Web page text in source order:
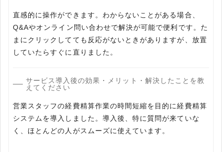
直感的に操作ができます。わからないことがある場合、
Q&Aやオンライン問い合わせで解決が可能で便利です。た
まにクリックしてても反応がないときがありますが、放置
していたらすぐに直りました。
サービス導入後の効果・メリット・解決したことを教
えてください
営業スタッフの経費精算作業の時間短縮を目的に経費精算
システムを導入しました。導入後、特に質問が来ていな
く、ほとんどの人がスムーズに使えています。